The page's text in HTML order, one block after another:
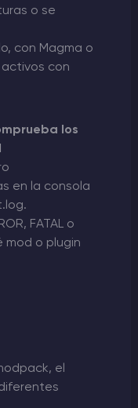
o se
con Magma o
activos con
los
en la consola
FATAL o
mod o plugin
el